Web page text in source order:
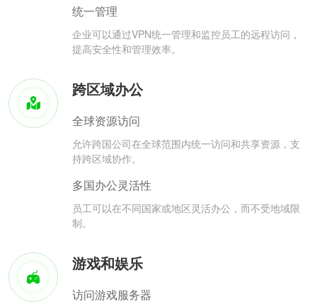
统一管理
企业可以通过VPN统一管理和监控员工的远程访问，
提高安全性和管理效率。
跨区域办公
全球资源访问
允许跨国公司在全球范围内统一访问和共享资源，支
持跨区域协作。
多国办公灵活性
员工可以在不同国家或地区灵活办公，而不受地域限
制。
游戏和娱乐
访问游戏服务器